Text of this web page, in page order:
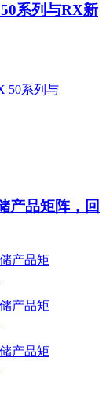
系列与RX新
产品矩阵，回